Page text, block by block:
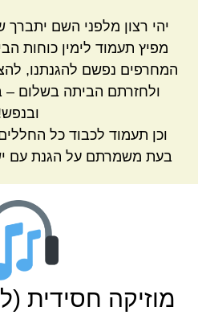
יהי רצון מלפני השם
מפיץ תעמוד לימין כוחות
המחרפים נפשם להגנתנו,
ולחזרתם הביתה בשלום –
וכן תעמוד לכבוד כל
בעת משמרתם על הגנת עם
מוזיקה חסידית